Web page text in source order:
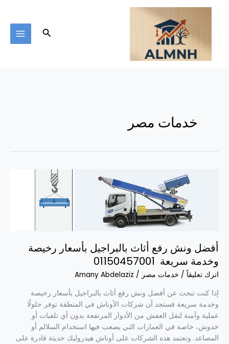
تخطي
البحث
خدمات مصر
أفضل ونش رفع أثاث بالبراجيل بأسعار رخيصة
وخدمة سريعة 01150457001
اترك تعليقاً / خدمات مصر /
Amany Abdelaziz
إذا كنت تبحث عن أفضل ونش رفع أثاث بالبراجيل بأسعار رخيصة
وخدمة سريعة فستجد أن شركات الأوناش في المنطقة توفر حلولًا
عملية وآمنة لنقل العفش من الأدوار المرتفعة بدون أي تلفيات أو
خدوش، خاصة في العمارات التي يصعب فيها استخدام السلالم أو
المصاعد. وتعتمد هذه الشركات على أوناش هيدروليك حديثة قادرة على
رخيصة
وخدمة
سريعة
01150457001